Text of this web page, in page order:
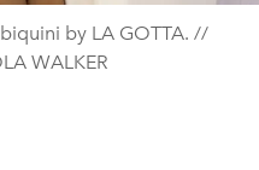
by LA GOTTA. //
WALKER